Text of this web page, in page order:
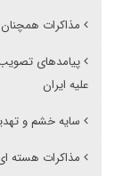
مذاکرات
پیامدهای
علیه ایران
سایه خشم و
مذاکرات هسته